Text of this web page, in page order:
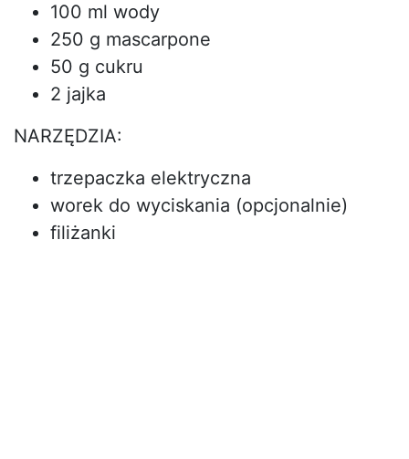
100 ml wody
250 g mascarpone
50 g cukru
2 jajka
NARZĘDZIA:
trzepaczka elektryczna
worek do wyciskania (opcjonalnie)
filiżanki